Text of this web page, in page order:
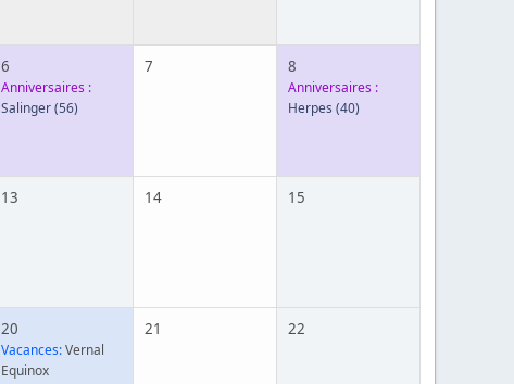
6
Anniversaires :
Salinger(56)
7 8
Anniversaires :
Herpes (40)
13 14 15
20
Vacances:Vernal
Equinox
21 22